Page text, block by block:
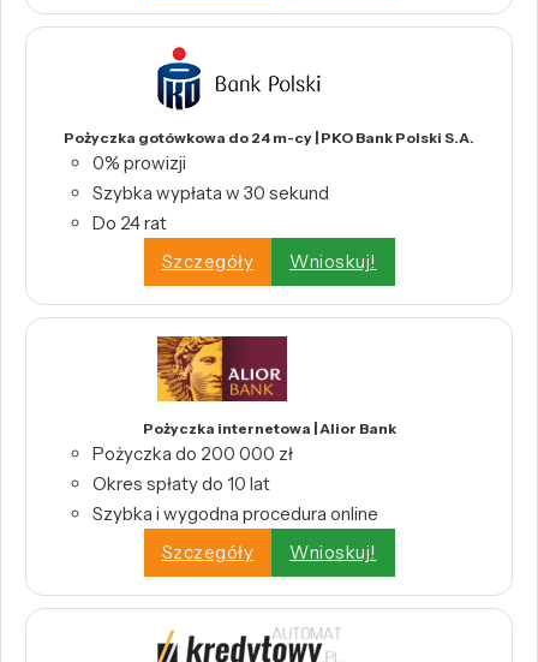
Pożyczka gotówkowa do 24 m-cy | PKO Bank Polski S.A.
0% prowizji
Szybka wypłata w 30 sekund
Do 24 rat
Szczegóły
Wnioskuj!
Pożyczka internetowa | Alior Bank
Pożyczka do 200 000 zł
Okres spłaty do 10 lat
Szybka i wygodna procedura online
Szczegóły
Wnioskuj!